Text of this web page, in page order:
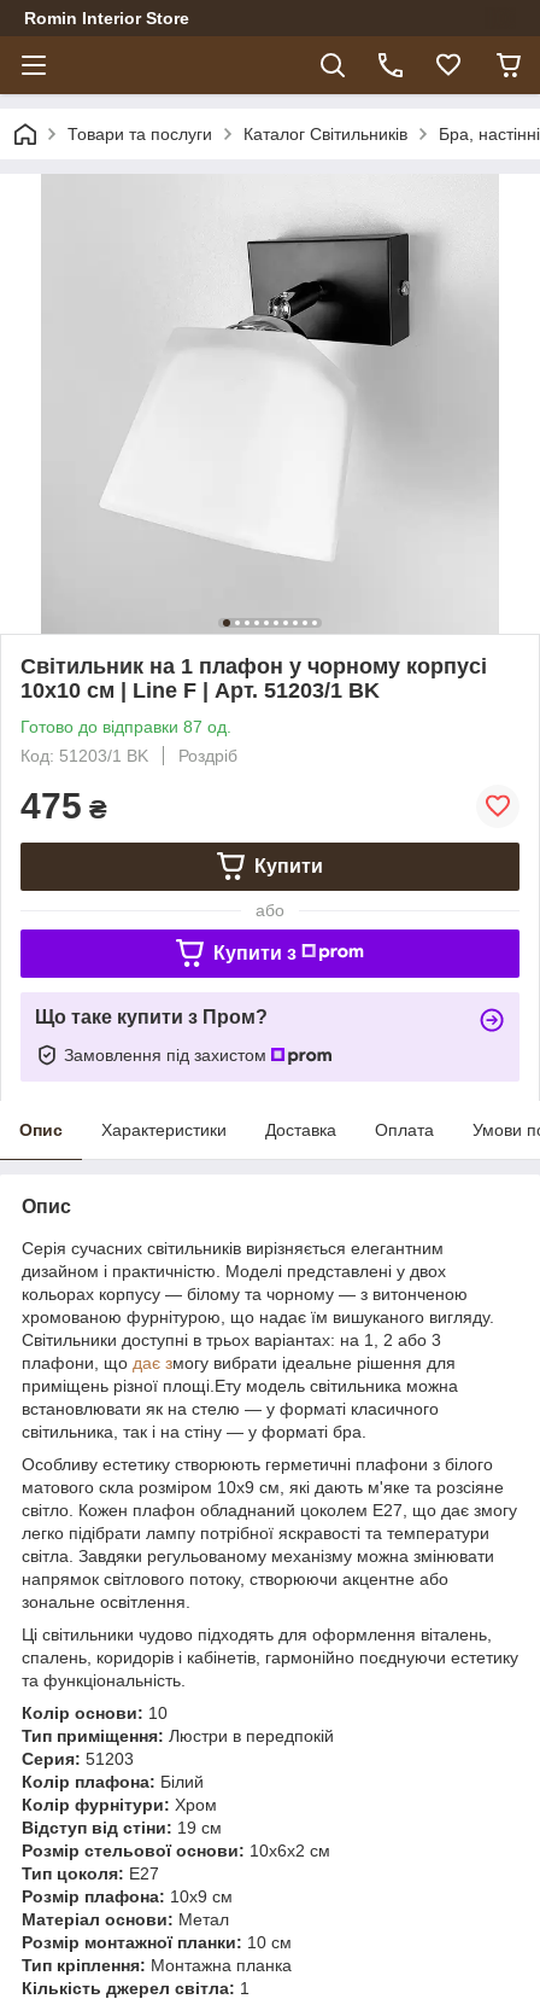
Romin Interior Store
Товари та послуги Каталог Світильників Бра,
Світильник на 1 плафон у чорному корпусі
10х10 см | Line F | Арт. 51203/1 BK
Готово до відправки 87 од.
Код: 51203/1 BK
Роздріб
475 ₴
Купити
або
Купити з
Що таке купити з Пром?
Замовлення під захистом
Опис Характеристики Доставка Оплата Умови
Опис
Серія сучасних світильників вирізняється елегантним
дизайном і практичністю. Моделі представлені у двох
кольорах корпусу — білому та чорному — з витонченою
хромованою фурнітурою, що надає їм вишуканого вигляду.
Світильники доступні в трьох варіантах: на 1, 2 або 3
плафони, що дає змогу вибрати ідеальне рішення для
приміщень різної площі.Ету модель світильника можна
встановлювати як на стелю — у форматі класичного
світильника, так і на стіну — у форматі бра.
Особливу естетику створюють герметичні плафони з білого
матового скла розміром 10х9 см, які дають м'яке та розсіяне
світло. Кожен плафон обладнаний цоколем E27, що дає змогу
легко підібрати лампу потрібної яскравості та температури
світла. Завдяки регульованому механізму можна змінювати
напрямок світлового потоку, створюючи акцентне або
зональне освітлення.
Ці світильники чудово підходять для оформлення віталень,
спалень, коридорів і кабінетів, гармонійно поєднуючи естетику
та функціональність.
Колір основи: 10
Тип приміщення: Люстри в передпокій
Серия: 51203
Колір плафона: Білий
Колір фурнітури: Хром
Відступ від стіни: 19 см
Розмір стельової основи: 10х6х2 см
Тип цоколя: E27
Розмір плафона: 10х9 см
Матеріал основи: Метал
Розмір монтажної планки: 10 см
Тип кріплення: Монтажна планка
Кількість джерел світла: 1